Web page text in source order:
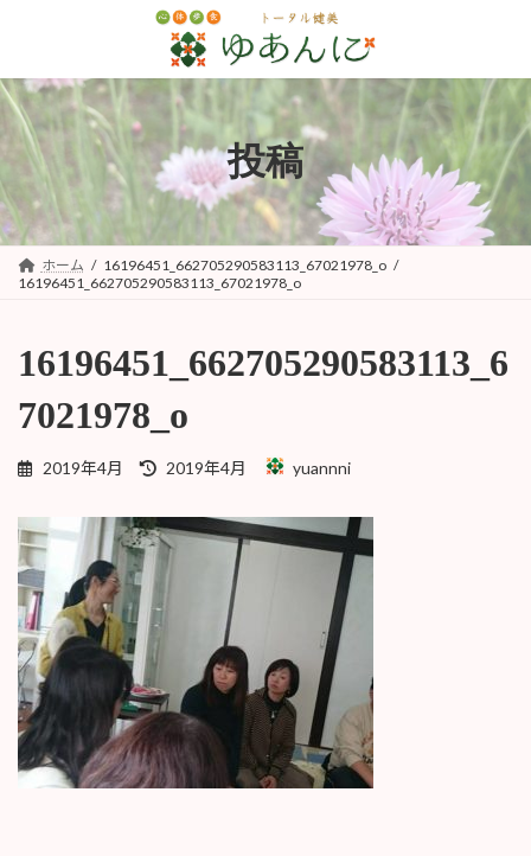
ン
ツ
キ
ッ
ー
シ
に
移
投稿
ホーム
16196451_662705290583113_67021978_o
16196451_662705290583113_67021978_o
16196451_662705290583113_6
7021978_o
2019年4月
最
新
日
2019年4月 yuannni